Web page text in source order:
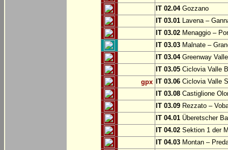
IT 02.04Gozzano
IT 03.01 Lavena –
IT 03.02 Menaggio –
IT 03.03 Malnate –
IT 03.04Greenway
IT 03.05 Ciclovia Valle
gpx
IT 03.06 Ciclovia Valle
IT 03.08 Castiglione
IT 03.09 Rezzato –
IT 04.01 Überetscher
IT 04.02 Sektion 1 der
IT 04.03 Montan –